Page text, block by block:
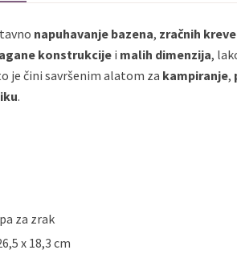
napuhavanje bazena, zračnih
konstrukcije i malih dimenzija,
je čini savršenim alatom za kampiranje,
.
za zrak
x 18,3 cm